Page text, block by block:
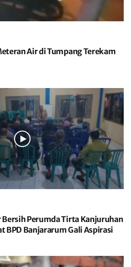
Air di Tumpang Terekam
Bersih Perumda Tirta Kanjuruhan
BPD Banjararum Gali Aspirasi